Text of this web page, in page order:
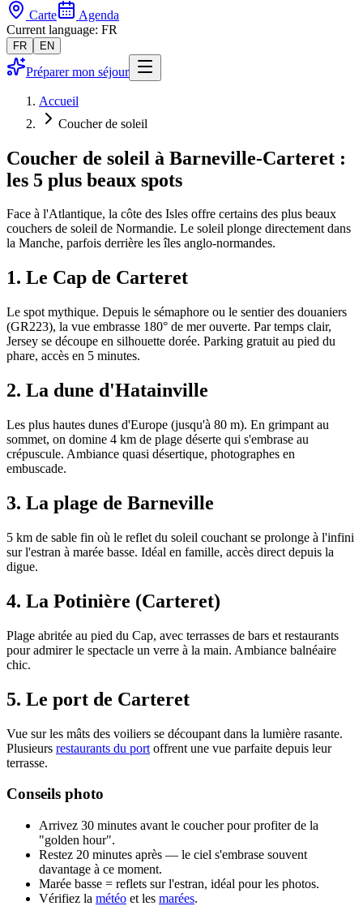
Carte
Agenda
Current language: FR
FR EN
Préparer mon séjour
Accueil
Coucher de soleil
Coucher de soleil à Barneville-Carteret :
les 5 plus beaux spots
Face à l'Atlantique, la côte des Isles offre certains des plus beaux
couchers de soleil de Normandie. Le soleil plonge directement dans
la Manche, parfois derrière les îles anglo-normandes.
1. Le Cap de Carteret
Le spot mythique. Depuis le sémaphore ou le sentier des douaniers
(GR223), la vue embrasse 180° de mer ouverte. Par temps clair,
Jersey se découpe en silhouette dorée. Parking gratuit au pied du
phare, accès en 5 minutes.
2. La dune d'Hatainville
Les plus hautes dunes d'Europe (jusqu'à 80 m). En grimpant au
sommet, on domine 4 km de plage déserte qui s'embrase au
crépuscule. Ambiance quasi désertique, photographes en
embuscade.
3. La plage de Barneville
5 km de sable fin où le reflet du soleil couchant se prolonge à l'infini
sur l'estran à marée basse. Idéal en famille, accès direct depuis la
digue.
4. La Potinière (Carteret)
Plage abritée au pied du Cap, avec terrasses de bars et restaurants
pour admirer le spectacle un verre à la main. Ambiance balnéaire
chic.
5. Le port de Carteret
Vue sur les mâts des voiliers se découpant dans la lumière rasante.
Plusieurs restaurants du port offrent une vue parfaite depuis leur
terrasse.
Conseils photo
Arrivez 30 minutes avant le coucher pour profiter de la
"golden hour".
Restez 20 minutes après — le ciel s'embrase souvent
davantage à ce moment.
Marée basse = reflets sur l'estran, idéal pour les photos.
Vérifiez la météo et les marées.